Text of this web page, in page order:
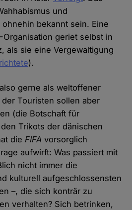
und
bekannt sein. Eine
geriet selbst in
als sie eine Vergewaltigung
).
gerne als weltoffener
Touristen sollen aber
(die Botschaft für
Trikots der dänischen
dieFIFA vorsorglich
aufwirft: Was passiert mit
nicht immer die
kulturell aufgeschlossensten
–, die sich konträr zu
verhalten? Sich betrinken,